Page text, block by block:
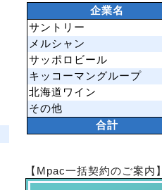
企業名
サントリー
メルシャン
サッポロビール
キッコーマングループ
北海道ワイン
その他
合計
【Mpac一括契約のご案内】